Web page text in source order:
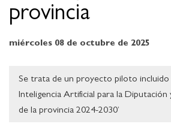
provincia
miércoles 08 de octubre de 2025
Se trata de un proyecto piloto incluido
Inteligencia Artificial para la Diputación
de la provincia 2024-2030’